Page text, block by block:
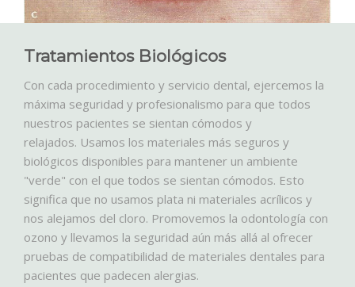
Tratamientos Biológicos
Con cada procedimiento y servicio dental, ejercemos la
máxima seguridad y profesionalismo para que todos
nuestros pacientes se sientan cómodos y
relajados. Usamos los materiales más seguros y
biológicos disponibles para mantener un ambiente
"verde" con el que todos se sientan cómodos. Esto
significa que no usamos plata ni materiales acrílicos y
nos alejamos del cloro. Promovemos la odontología con
ozono y llevamos la seguridad aún más allá al ofrecer
pruebas de compatibilidad de materiales dentales para
pacientes que padecen alergias.